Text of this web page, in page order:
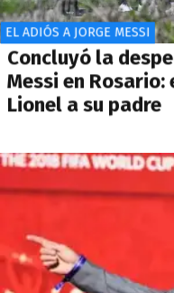
EL ADIÓS A JORGE MESSI
Concluyó la
Messi en
Lionel a su padre